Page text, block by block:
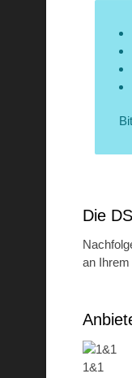
Die
an Ihrem
1&1